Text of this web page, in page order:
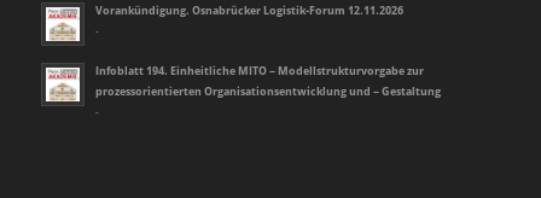
Vorankündigung. Osnabrücker Logistik-Forum 12.11.2026
-
Infoblatt 194. Einheitliche MITO – Modellstrukturvorgabe zur
prozessorientierten Organisationsentwicklung und – Gestaltung
-